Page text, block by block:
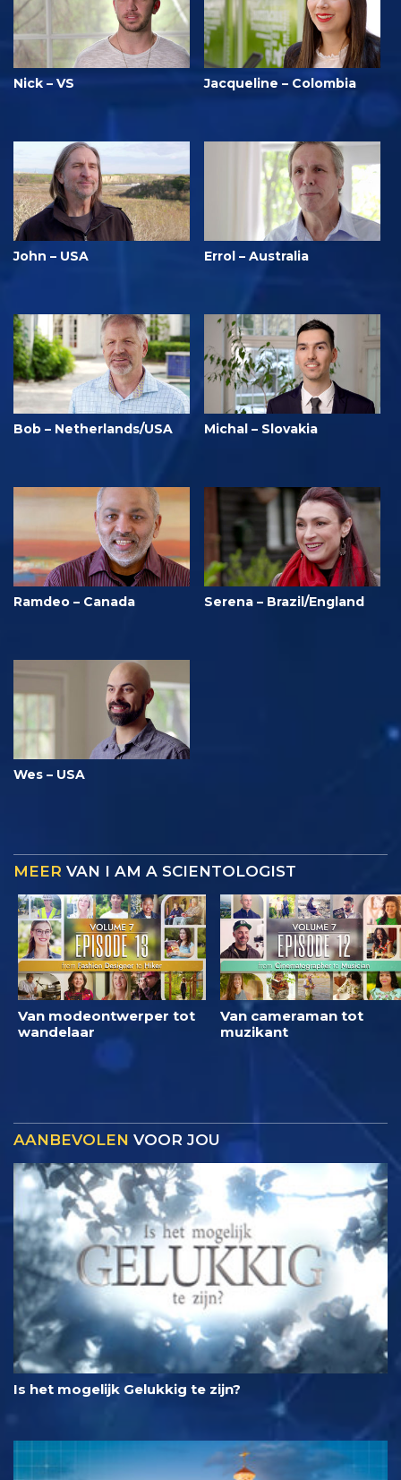
Nick – VS Jacqueline – Colombia
John – USA Errol – Australia
Bob – Netherlands/USA Michal – Slovakia
Ramdeo – Canada Serena – Brazil/England
Wes – USA
MEER VAN I AM A SCIENTOLOGIST
Van modeontwerper tot
wandelaar
Van cameraman tot
muzikant
AANBEVOLEN VOOR JOU
Is het mogelijk Gelukkig te zijn?